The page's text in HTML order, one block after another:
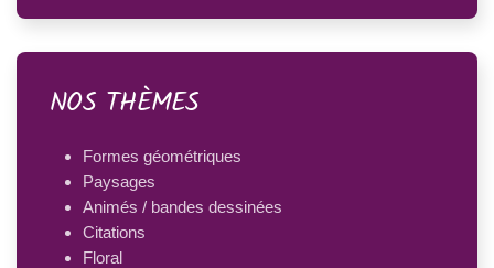
NOS THÈMES
Formes géométriques
Paysages
Animés / bandes dessinées
Citations
Floral